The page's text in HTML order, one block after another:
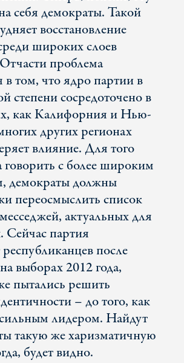
себя демократы. Такой
восстановление
широких слоев
проблема
в том, что ядро партии в
степени сосредоточено в
как Калифорния и Нью-
других регионах
влияние. Для того
говорить с более широким
демократы должны
переосмыслить список
актуальных для
Сейчас партия
после
выборах 2012 года,
пытались решить
– до того, как
лидером. Найдут
такую же харизматичную
будет видно.